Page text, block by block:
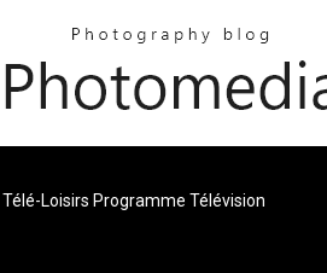
Télé-Loisirs Programme Télévision